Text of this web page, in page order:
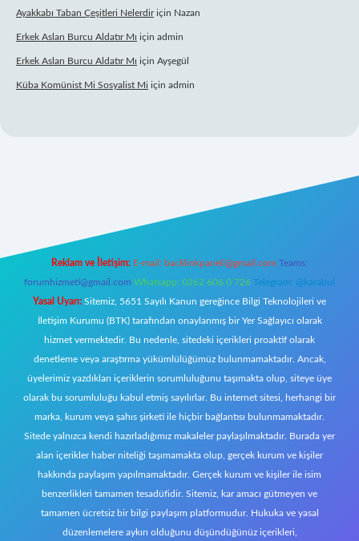
Ayakkabı Taban Çeşitleri Nelerdiriçin Nazan
Erkek Aslan Burcu Aldatır Mı için admin
Erkek Aslan Burcu Aldatır Mı için Ayşegül
Küba Komünist Mi Sosyalist Mi için admin
Reklam ve İletişim: E-mail: backlinkpaneli@gmail.com Teams:
forumhizmeti@gmail.com Whatsapp: 0262 606 0 726 Telegram: @karabul
Yasal Uyarı: Sitemiz, 5651 Sayılı Kanun gereğince Bilgi Teknolojileri ve
İletişim Kurumu (BTK) tarafından onaylanmış bir Yer Sağlayıcı olarak
hizmet vermektedir. Bu nedenle, sitedeki içerikleri proaktif olarak
denetleme veya araştırma yükümlülüğümüz bulunmamaktadır. Ancak,
üyelerimiz yazdıkları içeriklerin sorumluluğunu taşımakta olup, siteye üye
olarak bu sorumluluğu kabul etmiş sayılırlar. Bu internet sitesi, herhangi bir
marka, kurum veya şahıs şirketi ile hiçbir bağlantısı bulunmamaktadır.
Sitede yalnızca kendi hazırladığımız makaleler paylaşılmaktadır. Burada yer
alan içerikler haber niteliği taşımamakta olup, gerçek kurum ve kişiler
hakkında paylaşım yapılmamaktadır. Gerçek kurum ve kişiler ile isim
benzerlikleri tamamen tesadüfidir. Sitemiz, kar amacı gütmeyen ve
tamamen ücretsiz bir bilgi paylaşım platformudur. Hukuka ve yasal
düzenlemelere aykırı olduğunu düşündüğünüz içerikleri,